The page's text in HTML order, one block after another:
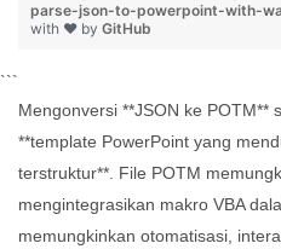
parse-json-to-powerpoint-with-
with ❤ by GitHub
```
Mengonversi **JSON ke POTM**
**template PowerPoint yang
terstruktur**. File POTM
mengintegrasikan makro VBA
memungkinkan otomatisasi,